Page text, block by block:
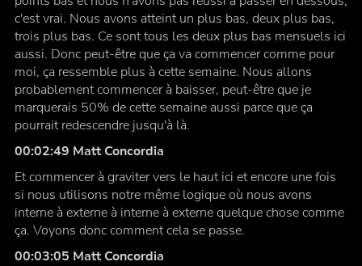
c'est vrai. Nous avons atteint un plus bas, deux plus bas,
trois plus bas. Ce sont tous les deux plus bas mensuels ici
aussi. Donc peut-être que ça va commencer comme pour
moi, ça ressemble plus à cette semaine. Nous allons
probablement commencer à baisser, peut-être que je
marquerais 50% de cette semaine aussi parce que ça
pourrait redescendre jusqu'à là.
00:02:49 Matt Concordia
Et commencer à graviter vers le haut ici et encore une fois
si nous utilisons notre même logique où nous avons
interne à externe à interne à externe quelque chose comme
ça. Voyons donc comment cela se passe.
00:03:05 Matt Concordia